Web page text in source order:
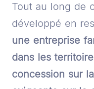
Tout au long de
développé en
une entreprise
dans les
concession sur